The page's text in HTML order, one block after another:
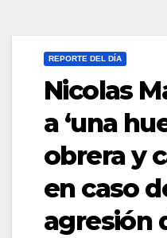
REPORTE DEL DÍA
Nicolas
a ‘una
obrera y
en caso
agresión